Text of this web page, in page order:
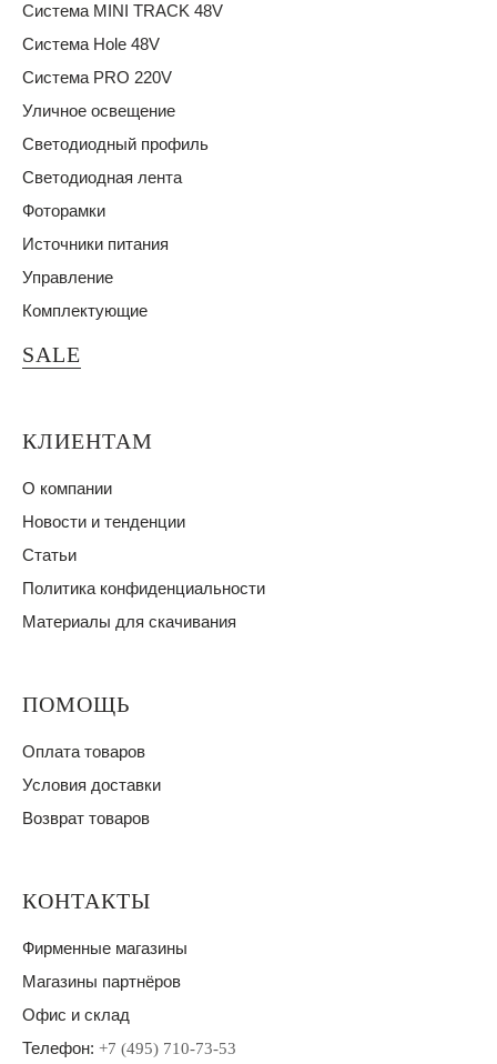
Система MINI TRACK 48V
Система Hole 48V
Система PRO 220V
Уличное освещение
Светодиодный профиль
Светодиодная лента
Фоторамки
Источники питания
Управление
Комплектующие
SALE
КЛИЕНТАМ
О компании
Новости и тенденции
Статьи
Политика конфиденциальности
Материалы для скачивания
ПОМОЩЬ
Оплата товаров
Условия доставки
Возврат товаров
КОНТАКТЫ
Фирменные магазины
Магазины партнёров
Офис и склад
Телефон: +7 (495) 710-73-53